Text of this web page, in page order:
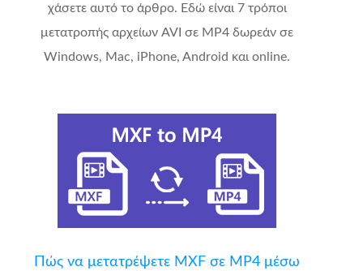
χάσετε αυτό το άρθρο. Εδώ είναι 7 τρόποι
μετατροπής αρχείων AVI σε MP4 δωρεάν σε
Windows, Mac, iPhone, Android και online.
Πώς να μετατρέψετε MXF σε MP4 μέσω